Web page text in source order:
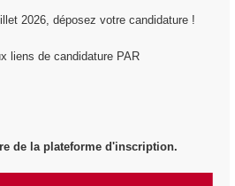
2026, déposez votre candidature !
liens de candidature PAR
de la plateforme d'inscription.